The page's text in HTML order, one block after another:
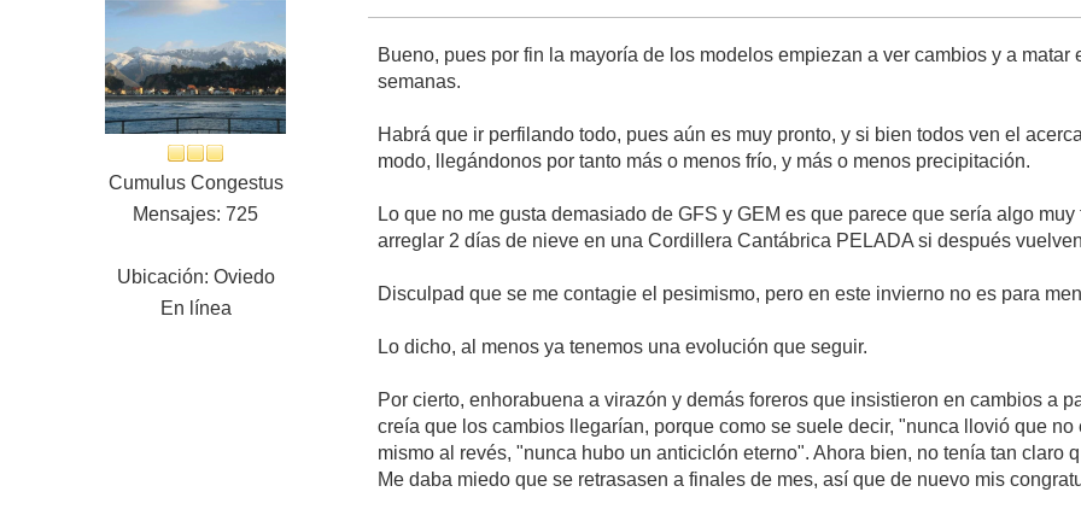
Cumulus Congestus
Mensajes: 725
Ubicación: Oviedo
En línea
Bueno, pues por fin la mayoría de los modelos empiezan a ver cambios y a
semanas.
Habrá que ir perfilando todo, pues aún es muy pronto, y si bien todos ven el
modo, llegándonos por tanto más o menos frío, y más o menos precipitación.
Lo que no me gusta demasiado de GFS y GEM es que parece que sería algo
arreglar 2 días de nieve en una Cordillera Cantábrica PELADA si después
Disculpad que se me contagie el pesimismo, pero en este invierno no es para
Lo dicho, al menos ya tenemos una evolución que seguir.
Por cierto, enhorabuena a virazón y demás foreros que insistieron en cambios a
creía que los cambios llegarían, porque como se suele decir, "nunca llovió que
mismo al revés, "nunca hubo un anticiclón eterno". Ahora bien, no tenía tan claro
Me daba miedo que se retrasasen a finales de mes, así que de nuevo mis